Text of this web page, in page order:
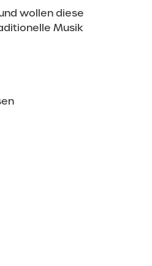
wollen diese
Musik